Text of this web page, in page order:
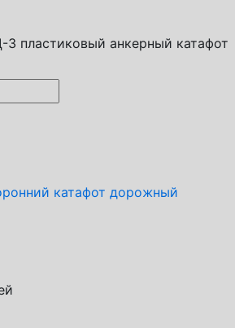
3 пластиковый анкерный катафот
катафот дорожный